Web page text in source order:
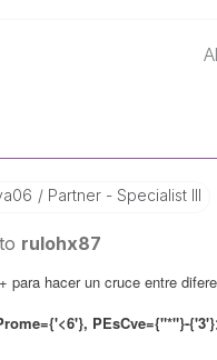
Partner - Specialist III
rulohx87
para hacer un cruce entre
PEsCve={"*"}-